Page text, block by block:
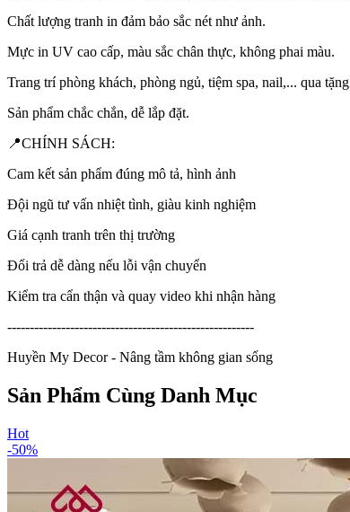
Chất lượng tranh in đảm bảo sắc nét như ảnh.
Mực in UV cao cấp, màu sắc chân thực, không phai màu.
Trang trí phòng khách, phòng ngủ, tiệm spa, nail,... qua
Sản phẩm chắc chắn, dễ lắp đặt.
📍CHÍNH SÁCH:
Cam kết sản phẩm đúng mô tả, hình ảnh
Đội ngũ tư vấn nhiệt tình, giàu kinh nghiệm
Giá cạnh tranh trên thị trường
Đổi trả dễ dàng nếu lỗi vận chuyển
Kiểm tra cẩn thận và quay video khi nhận hàng
-------------------------------------------------------
Huyền My Decor - Nâng tầm không gian sống
Sản Phẩm Cùng Danh Mục
Hot
-50%